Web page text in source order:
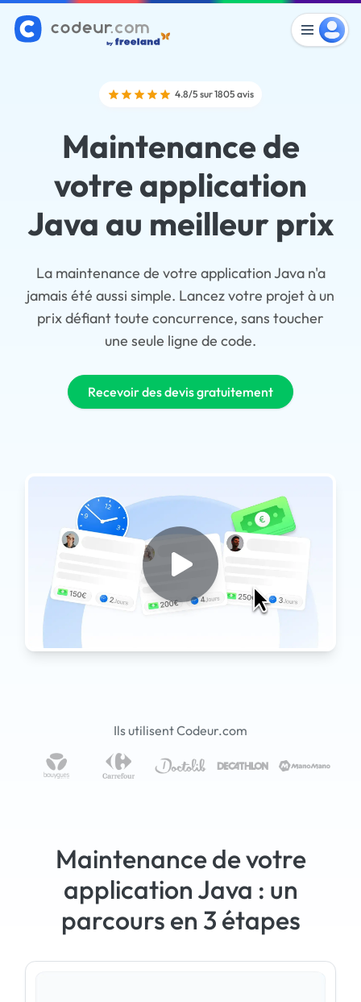
4.8/5 sur 1805 avis
Maintenance de
votre application
Java au meilleur prix
La maintenance de votre application Java n'a
jamais été aussi simple. Lancez votre projet à un
prix défiant toute concurrence, sans toucher
une seule ligne de code.
Recevoir des devis gratuitement
Ils utilisent Codeur.com
Maintenance de votre
application Java : un
parcours en 3 étapes